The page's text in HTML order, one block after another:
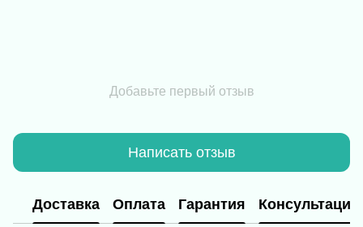
Добавьте первый отзыв
Написать отзыв
Доставка Оплата Гарантия Консультация